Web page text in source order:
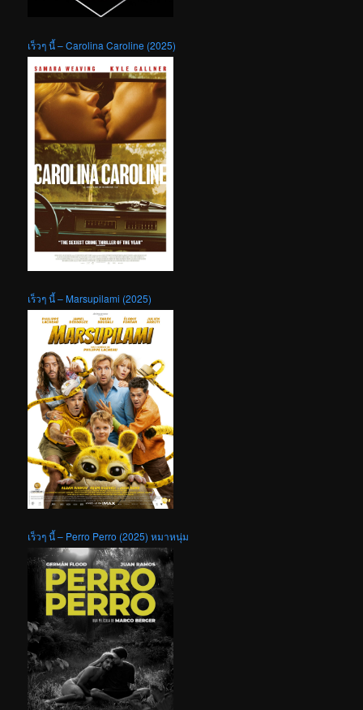
เร็วๆ นี้ – Carolina Caroline (2025)
เร็วๆ นี้ – Marsupilami (2025)
เร็วๆ นี้ – Perro Perro (2025) หมาหนุ่ม